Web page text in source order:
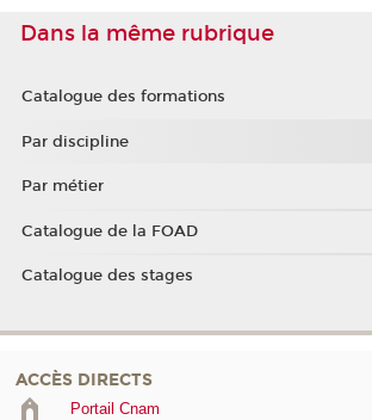
Dans la même rubrique
Catalogue des formations
Par discipline
Par métier
Catalogue de la FOAD
Catalogue des stages
ACCÈS DIRECTS
Portail Cnam